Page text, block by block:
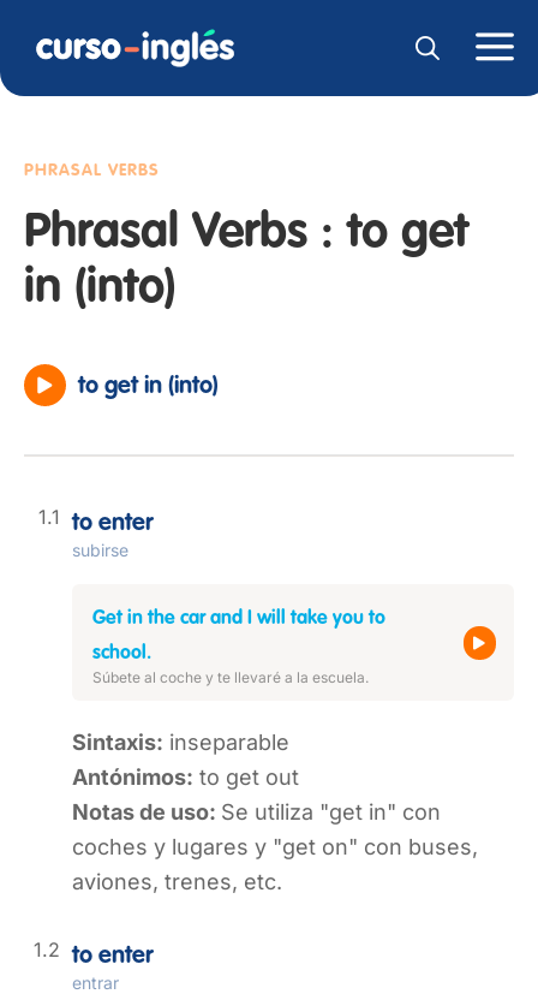
PHRASAL VERBS
Phrasal Verbs : to get
in (into)
to get in (into)
to enter
subirse
Get in the car and I will take you to
school.
Súbete al coche y te llevaré a la escuela.
Sintaxis: inseparable
Antónimos: to get out
Notas de uso: Se utiliza "get in" con
coches y lugares y "get on" con buses,
aviones, trenes, etc.
to enter
entrar